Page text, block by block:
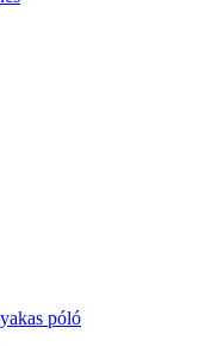
póló